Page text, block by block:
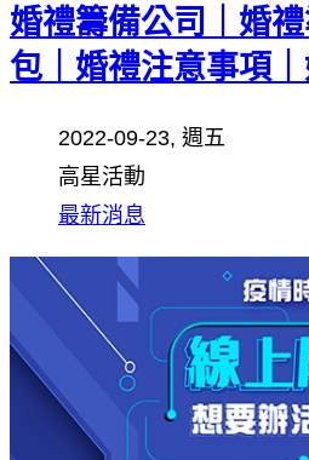
婚禮籌備公司｜婚
包｜婚禮注意事項
2022-09-23, 週五
高星活動
最新消息